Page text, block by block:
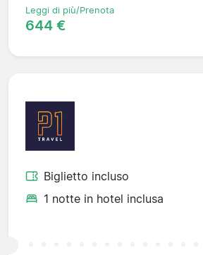
Leggi di più/Prenota
644 €
Biglietto incluso
1 notte in hotel inclusa